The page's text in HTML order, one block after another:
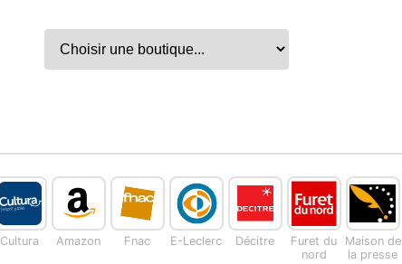
Cultura Amazon Fnac E-Leclerc Décitre
Furet du
nord
Maison de
la presse